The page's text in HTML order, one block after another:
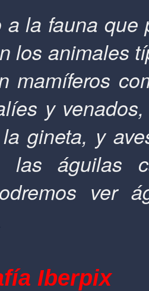
a la fauna que
los animales
mamíferos
y
gineta, y
las águilas
ver
Iberpix